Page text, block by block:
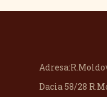
Adresa:
Dacia 58/28